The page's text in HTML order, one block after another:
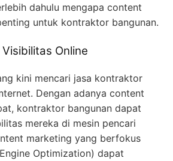
dahulu mengapa content
untuk kontraktor bangunan.
Online
kini mencari jasa kontraktor
Dengan adanya content
kontraktor bangunan dapat
mereka di mesin pencari
marketing yang berfokus
Optimization) dapat